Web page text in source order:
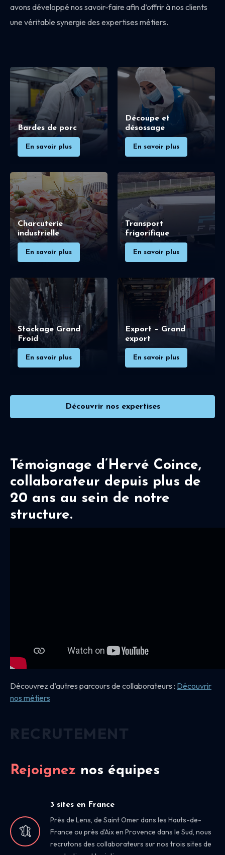
avons développé nos savoir-faire afin d’offrir à nos clients
une véritable synergie des expertises métiers.
Bardes de porc
En savoir plus
Découpe et
désossage
En savoir plus
Charcuterie
industrielle
En savoir plus
Transport
frigorifique
En savoir plus
Stockage Grand
Froid
En savoir plus
Export – Grand
export
En savoir plus
Découvrir nos expertises
Témoignage d’Hervé Coince,
collaborateur depuis plus de
20 ans au sein de notre
structure.
Découvrez d’autres parcours de collaborateurs : Découvrir
nos métiers
Rejoignez nos équipes
3 sites en France
Près de Lens, de Saint Omer dans les Hauts-de-
France ou près d’Aix en Provence dans le Sud, nous
recrutons des collaborateurs sur nos trois sites de
RECRUTEMENT